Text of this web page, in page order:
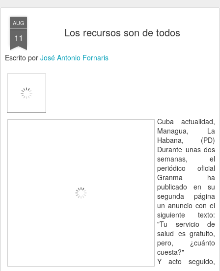
AUG
11 Los recursos son de todos
Escrito por José Antonio Fornaris
Cuba actualidad,
Managua, La
Habana, (PD)
Durante unas dos
semanas, el
periódico oficial
Granma ha
publicado en su
segunda página
un anuncio con el
siguiente texto:
"Tu servicio de
salud es gratuito,
pero, ¿cuánto
cuesta?"
Y acto seguido,